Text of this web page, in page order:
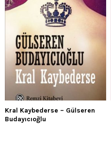
Kral Kaybederse – Gülseren
Budayıcıoğlu